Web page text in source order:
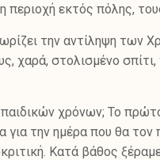
περιοχή εκτός πόλης,
την αντίληψη
χαρά, στολισμένο
χρόνων; Το
για την ημέρα που θα
Κατά βάθος